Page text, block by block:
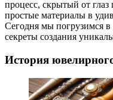
процесс, скрытый от
простые материалы в
Сегодня мы погрузимся
секреты создания
История